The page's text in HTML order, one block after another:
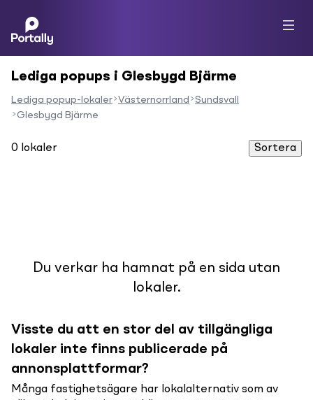
Lediga popups i Glesbygd Bjärme
Lediga popup-lokaler Västernorrland
Sundsvall
Glesbygd Bjärme
0 lokaler Sortera
Du verkar ha hamnat på en sida utan
lokaler.
Visste du att en stor del av tillgängliga
lokaler inte finns publicerade på
annonsplattformar?
Många fastighetsägare har lokalalternativ som av